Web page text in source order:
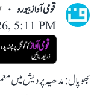
قومی آواز بیورو
5:11 PM
بھوپال: مدھیہ پردیش میں